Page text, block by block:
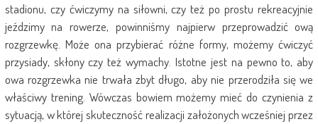
stadionu, czy ćwiczymy na siłowni, czy też po prostu rekreacyjnie
jeździmy na rowerze, powinniśmy najpierw przeprowadzić ową
rozgrzewkę. Może ona przybierać różne formy, możemy ćwiczyć
przysiady, skłony czy też wymachy. Istotne jest na pewno to, aby
owa rozgrzewka nie trwała zbyt długo, aby nie przerodziła się we
właściwy trening. Wówczas bowiem możemy mieć do czynienia z
sytuacją, w której skuteczność realizacji założonych wcześniej przez